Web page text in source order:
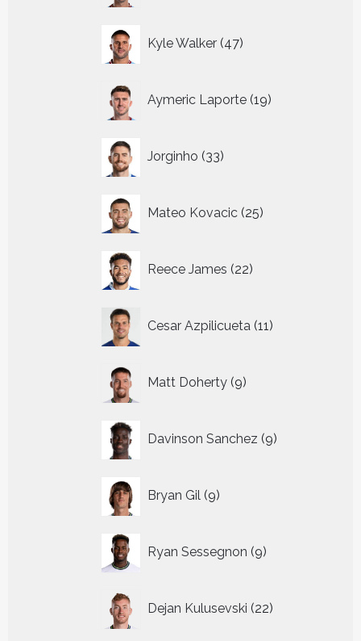
Kyle Walker 47
producten
Aymeric Laporte 19
producten
Jorginho 33
producten
Mateo Kovacic 25
producten
Reece James 22
producten
Cesar Azpilicueta 11
producten
Matt Doherty 9
producten
Davinson Sanchez 9
producten
Bryan Gil 9
producten
Ryan Sessegnon 9
producten
Dejan Kulusevski 22
producten